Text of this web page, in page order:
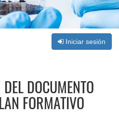
Iniciar sesión
DOCUMENTO
FORMATIVO